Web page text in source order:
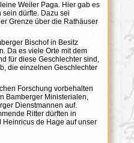
Weiler Paga. Hier gab es
dürfte. Dazu sei
Grenze über die Rathäuser
Bischof in Besitz
Da es viele Orte mit dem
für diese Geschlechter sind,
die einzelnen Geschlechter
Forschung vorbehalten
Bamberger Ministerialen,
Dienstmannen auf.
Ritter dürften in
Heinricus de Hage auf unser